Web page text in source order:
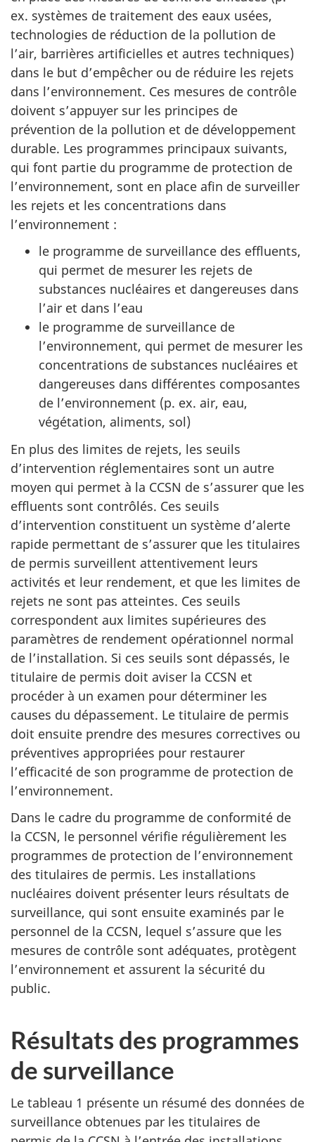
ex. systèmes de traitement des eaux usées,
technologies de réduction de la pollution de
l’air, barrières artificielles et autres techniques)
dans le but d’empêcher ou de réduire les rejets
dans l’environnement. Ces mesures de contrôle
doivent s’appuyer sur les principes de
prévention de la pollution et de développement
durable. Les programmes principaux suivants,
qui font partie du programme de protection de
l’environnement, sont en place afin de surveiller
les rejets et les concentrations dans
l’environnement :
le programme de surveillance des effluents,
qui permet de mesurer les rejets de
substances nucléaires et dangereuses dans
l’air et dans l’eau
le programme de surveillance de
l’environnement, qui permet de mesurer les
concentrations de substances nucléaires et
dangereuses dans différentes composantes
de l’environnement (p. ex. air, eau,
végétation, aliments, sol)
En plus des limites de rejets, les seuils
d’intervention réglementaires sont un autre
moyen qui permet à la CCSN de s’assurer que les
effluents sont contrôlés. Ces seuils
d’intervention constituent un système d’alerte
rapide permettant de s’assurer que les titulaires
de permis surveillent attentivement leurs
activités et leur rendement, et que les limites de
rejets ne sont pas atteintes. Ces seuils
correspondent aux limites supérieures des
paramètres de rendement opérationnel normal
de l’installation. Si ces seuils sont dépassés, le
titulaire de permis doit aviser la CCSN et
procéder à un examen pour déterminer les
causes du dépassement. Le titulaire de permis
doit ensuite prendre des mesures correctives ou
préventives appropriées pour restaurer
l’efficacité de son programme de protection de
l’environnement.
Dans le cadre du programme de conformité de
la CCSN, le personnel vérifie régulièrement les
programmes de protection de l’environnement
des titulaires de permis. Les installations
nucléaires doivent présenter leurs résultats de
surveillance, qui sont ensuite examinés par le
personnel de la CCSN, lequel s’assure que les
mesures de contrôle sont adéquates, protègent
l’environnement et assurent la sécurité du
public.
Résultats des programmes
de surveillance
Le tableau 1 présente un résumé des données de
surveillance obtenues par les titulaires de